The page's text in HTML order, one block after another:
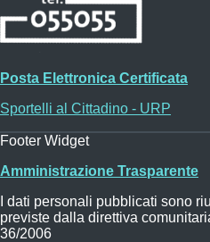
Posta Elettronica Certificata
Sportelli al Cittadino - URP
Footer Widget
Amministrazione Trasparente
I dati personali pubblicati sono
previste dalla direttiva
36/2006